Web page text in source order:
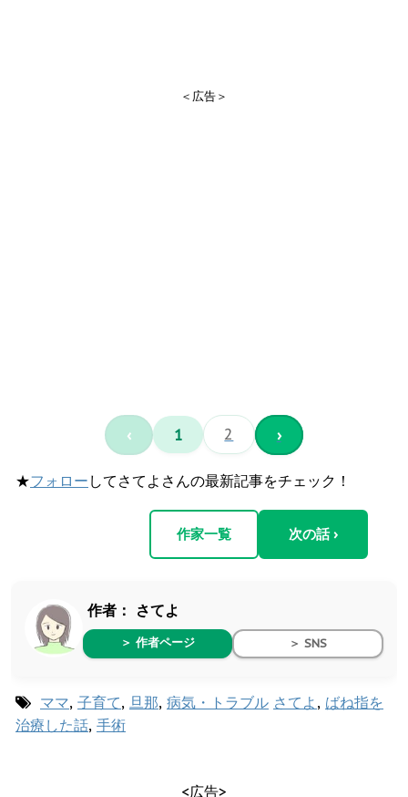
＜広告＞
‹ 1 2 ›
★フォロー してさてよさんの最新記事をチェック！
作家一覧 次の話 ›
作者： さてよ
＞ 作者ページ ＞ SNS
ママ, 子育て, 旦那, 病気・トラブル さてよ , ばね指を
治療した話, 手術
<広告>